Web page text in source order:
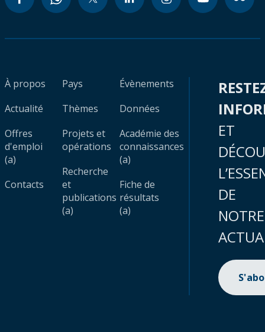
À propos
Actualité
Offres
d'emploi
(a)
Contacts
Pays
Thèmes
Projets et
opérations
Recherche
et
publications
(a)
Évènements
Données
Académie des
connaissances
(a)
Fiche de
résultats
(a)
ET
DE
NOTRE